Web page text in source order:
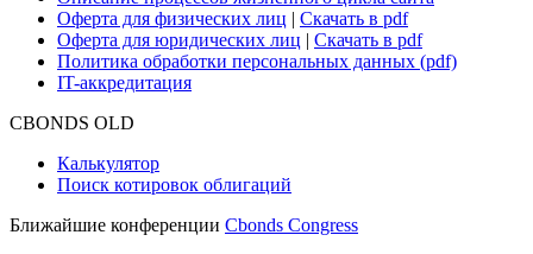
Оферта для физических лиц | Скачать в pdf
Оферта для юридических лиц | Скачать в pdf
Политика обработки персональных данных (pdf)
IT-аккредитация
CBONDS OLD
Калькулятор
Поиск котировок облигаций
Ближайшие конференции Cbonds Congress